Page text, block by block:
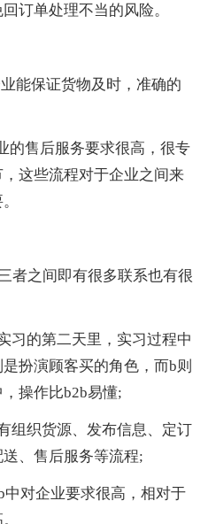
订单处理不当的风险。
保证货物及时，准确的
售后服务要求很高，很专
这些流程对于企业之间来
之间即有很多联系也有很
的第二天里，实习过程中
扮演顾客买的角色，而b则
操作比b2b易懂;
织货源、发布信息、定订
、售后服务等流程;
对企业要求很高，相对于